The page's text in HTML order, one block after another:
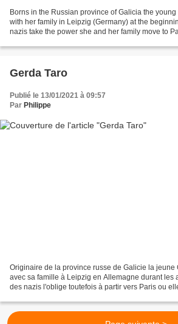
Borns in the Russian province of Galicia the
with her family in Leipzig (Germany) at the
nazis take the power she and her family move to
Gerda Taro
Publié le 13/01/2021 à 09:57
Par Philippe
Originaire de la province russe de Galicie la jeune
avec sa famille à Leipzig en Allemagne durant les
des nazis l'oblige toutefois à partir vers Paris ou